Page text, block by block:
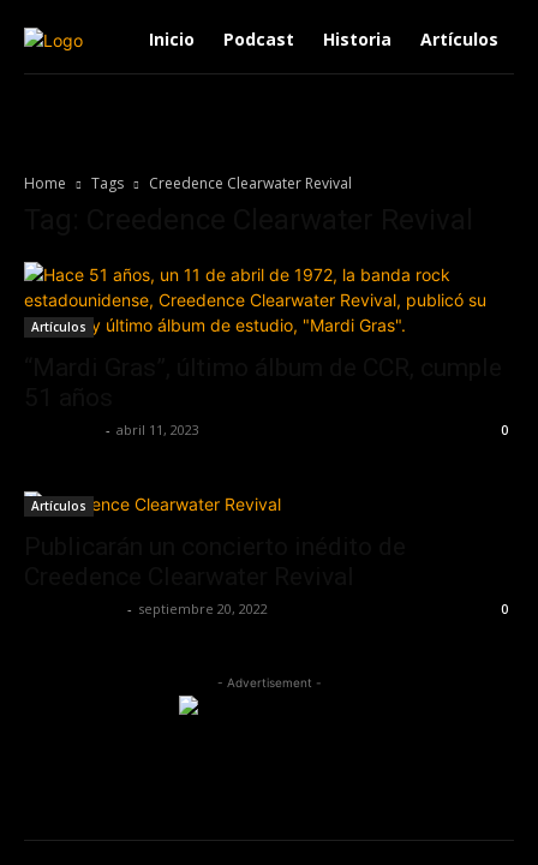
Inicio Podcast Historia Artículos
Home Tags Creedence Clearwater Revival
Artículos
- abril 11, 2023 0
Artículos
- septiembre 20, 2022 0
- Advertisement -